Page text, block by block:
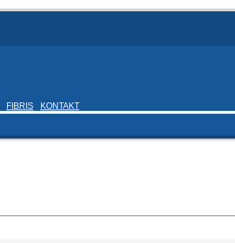
FIBRIS
KONTAKT